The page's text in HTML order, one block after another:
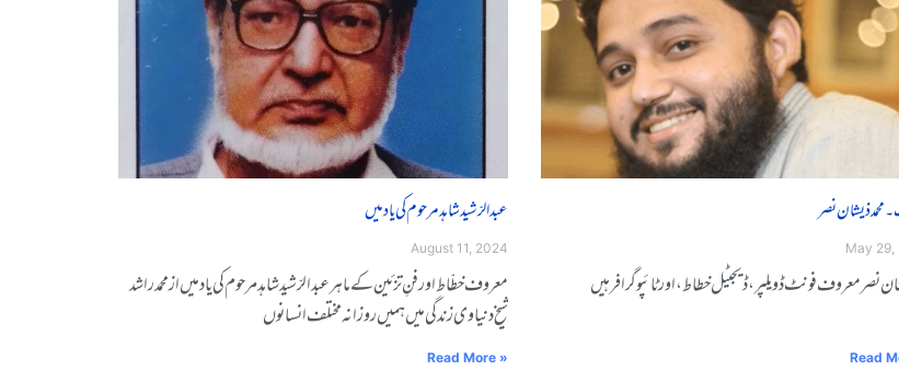
عبدالرّشید شاہد مرحوم کی یاد میں
August 11, 2024
معروف خطّاط اور فنِ تزئین کے ماہر عبدالرّشید شاہد مرحوم کی یاد میں از محمد راشد
شیخ دنیاوی زندگی میں ہمیں روزانہ مختلف انسانوں
Read More »
ذیشان نصر
May 29,
نصر معروف فونٹ ڈویلپر، ڈیجیٹل خطاط، اور ٹائپوگرافر ہیں
Read